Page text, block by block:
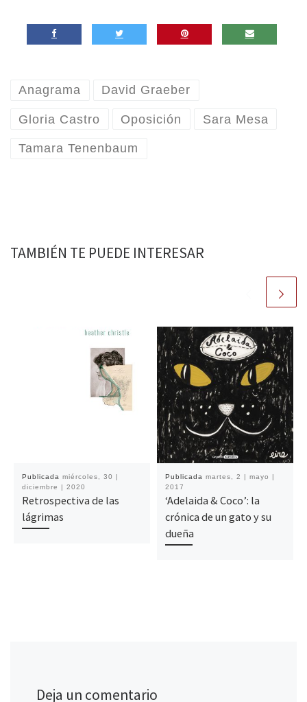
Anagrama David Graeber
Gloria Castro Oposición Sara Mesa
Tamara Tenenbaum
TAMBIÉN TE PUEDE INTERESAR
Publicada miércoles, 30 |
diciembre | 2020
Retrospectiva de las
lágrimas
Publicada martes, 2 | mayo |
2017
‘Adelaida & Coco’: la
crónica de un gato y su
dueña
Deja un comentario